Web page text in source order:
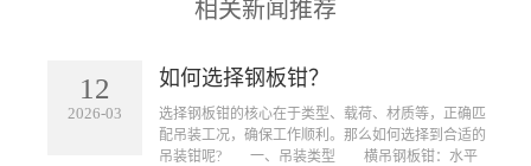
相关新闻推荐
12
2026-03
如何选择钢板钳？
​选择钢板钳的核心在于类型、载荷、材质等，正确匹
配吊装工况，确保工作顺利。那么如何选择到合适的
吊装钳呢? 一、吊装类型 横吊钢板钳：水平